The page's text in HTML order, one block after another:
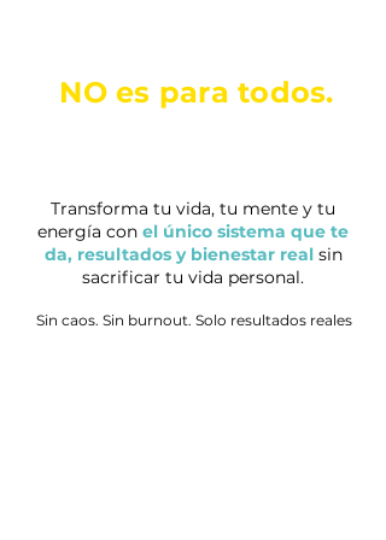
NO es para todos.
Transforma tu vida, tu mente y tu
energía con el único sistema que te
da, resultados y bienestar realsin
sacrificar tu vida personal.
Sin caos. Sin burnout. Solo resultados reales